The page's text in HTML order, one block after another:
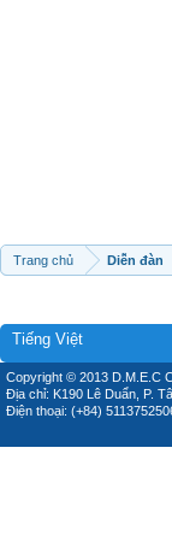
Trang chủ Diễn đàn
Tiếng Việt
Copyright © 2013 D.M.E.C
Địa chỉ: K190 Lê Duẩn, P.
Điện thoại: (+84)